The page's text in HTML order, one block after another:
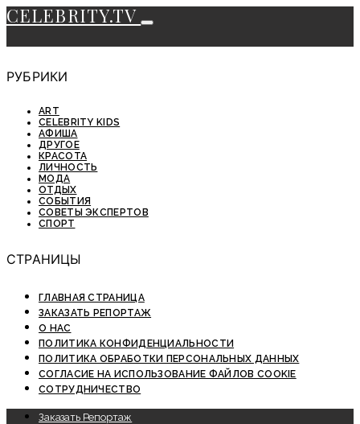
CELEBRITY.TV
РУБРИКИ
ART
CELEBRITY KIDS
АФИША
ДРУГОЕ
КРАСОТА
ЛИЧНОСТЬ
МОДА
ОТДЫХ
СОБЫТИЯ
СОВЕТЫ ЭКСПЕРТОВ
СПОРТ
СТРАНИЦЫ
ГЛАВНАЯ СТРАНИЦА
ЗАКАЗАТЬ РЕПОРТАЖ
О НАС
ПОЛИТИКА КОНФИДЕНЦИАЛЬНОСТИ
ПОЛИТИКА ОБРАБОТКИ ПЕРСОНАЛЬНЫХ ДАННЫХ
СОГЛАСИЕ НА ИСПОЛЬЗОВАНИЕ ФАЙЛОВ COOKIE
СОТРУДНИЧЕСТВО
Заказать Репортаж